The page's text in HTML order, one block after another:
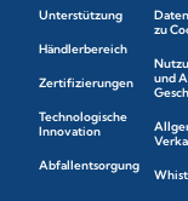
Unterstützung
Händlerbereich
Zertifizierungen
Technologische
Innovation
Abfallentsorgung
zu
und